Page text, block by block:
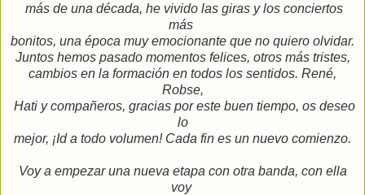
más de una década, he vivido las giras y los conciertos
más
bonitos, una época muy emocionante que no quiero olvidar.
Juntos hemos pasado momentos felices, otros más tristes,
cambios en la formación en todos los sentidos. René,
Robse,
Hati y compañeros, gracias por este buen tiempo, os deseo
lo
mejor, ¡Id a todo volumen! Cada fin es un nuevo comienzo.
Voy a empezar una nueva etapa con otra banda, con ella
voy